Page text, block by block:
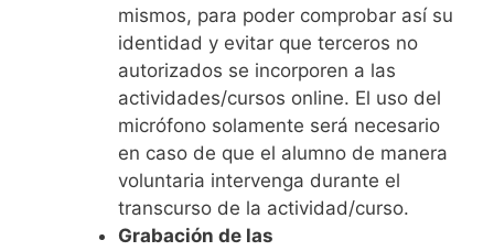
mismos, para poder comprobar así su
identidad y evitar que terceros no
autorizados se incorporen a las
actividades/cursos online. El uso del
micrófono solamente será necesario
en caso de que el alumno de manera
voluntaria intervenga durante el
transcurso de la actividad/curso.
Grabación de las